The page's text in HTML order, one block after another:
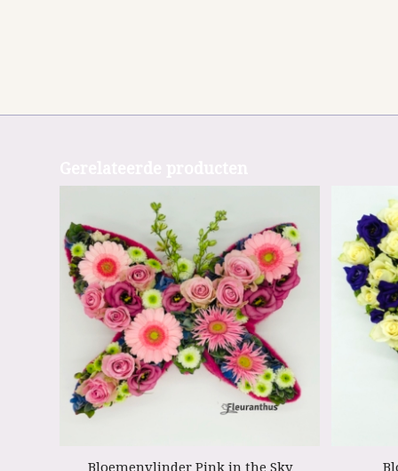
Bloemenvlinder Pink in the Sky